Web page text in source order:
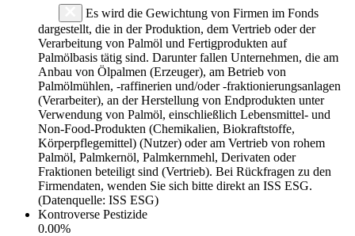
Es wird die Gewichtung von Firmen im Fonds
dargestellt, die in der Produktion, dem Vertrieb oder der
Verarbeitung von Palmöl und Fertigprodukten auf
Palmölbasis tätig sind. Darunter fallen Unternehmen, die am
Anbau von Ölpalmen (Erzeuger), am Betrieb von
Palmölmühlen, -raffinerien und/oder -fraktionierungsanlagen
(Verarbeiter), an der Herstellung von Endprodukten unter
Verwendung von Palmöl, einschließlich Lebensmittel- und
Non-Food-Produkten (Chemikalien, Biokraftstoffe,
Körperpflegemittel) (Nutzer) oder am Vertrieb von rohem
Palmöl, Palmkernöl, Palmkernmehl, Derivaten oder
Fraktionen beteiligt sind (Vertrieb). Bei Rückfragen zu den
Firmendaten, wenden Sie sich bitte direkt an ISS ESG.
(Datenquelle: ISS ESG)
Kontroverse Pestizide
0.00%